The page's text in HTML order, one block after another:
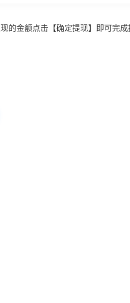
的金额点击【确定提现】即可完